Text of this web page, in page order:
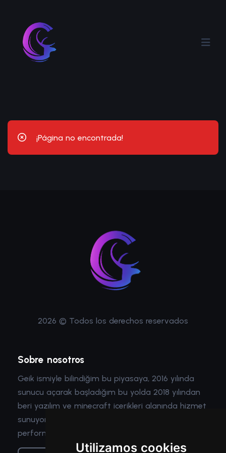
Utilizamos cookies
¡Página no encontrada!
2026 © Todos los derechos reservados
Sobre nosotros
Geik ismiyle bilindiğim bu piyasaya, 2016 yılında
sunucu açarak başladığım bu yolda 2018 yılından
beri yazılım ve minecraft içerikleri alanında hizmet
sunuyorum. Sunduğum hizmetler güç,
performans, güvenlik ve optimizasyon içeriyor.